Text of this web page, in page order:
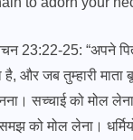
23:22-25: “अपने
है, और जब तुम्हारी माता
सच्चाई को मोल
को मोल लेना।